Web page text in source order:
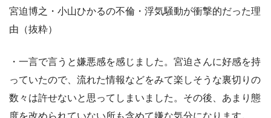
宮迫博之・小山ひかるの不倫・浮気騒動が衝撃的だった理
由（抜粋）
・一言で言うと嫌悪感を感じました。宮迫さんに好感を持
っていたので、流れた情報などをみて楽しそうな裏切りの
数々は許せないと思ってしまいました。その後、あまり態
度を改められていない所も含めて嫌な気分になります。